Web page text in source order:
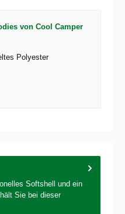
von Cool Camper
Polyester
Softshell und ein
Sie bei dieser